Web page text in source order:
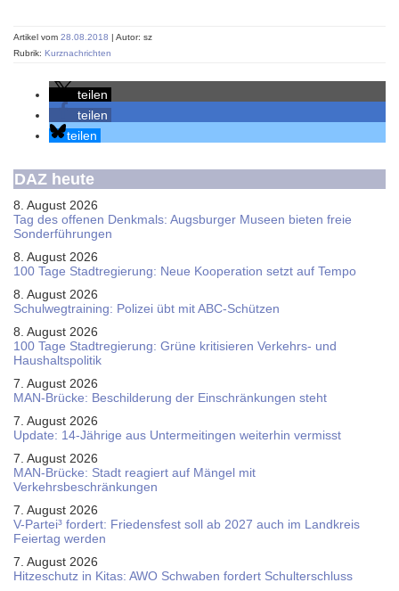
Artikel vom 28.08.2018 | Autor: sz
Rubrik: Kurznachrichten
teilen
teilen
teilen
DAZ heute
8. August 2026
Tag des offenen Denkmals: Augsburger Museen bieten freie
Sonderführungen
8. August 2026
100 Tage Stadtregierung: Neue Kooperation setzt auf Tempo
8. August 2026
Schul­weg­trai­ning: Poli­zei übt mit ABC-Schüt­zen
8. August 2026
100 Tage Stadtregierung: Grüne kritisieren Verkehrs- und
Haushaltspolitik
7. August 2026
MAN-Brücke: Beschilderung der Einschränkungen steht
7. August 2026
Update: 14-Jährige aus Untermeitingen weiterhin vermisst
7. August 2026
MAN-Brücke: Stadt reagiert auf Mängel mit
Verkehrsbeschränkungen
7. August 2026
V-Partei­³ fordert: Friedens­fest soll ab 2027 auch im Land­kreis
Feier­tag werden
7. August 2026
Hitzeschutz in Kitas: AWO Schwaben fordert Schulterschluss